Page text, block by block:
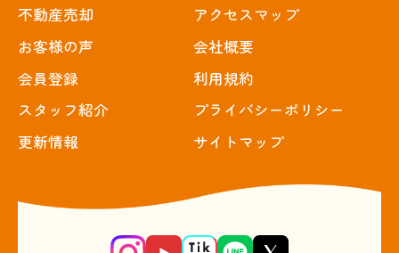
不動産売却
お客様の声
会員登録
スタッフ紹介
更新情報
アクセスマップ
会社概要
利用規約
プライバシーポリシー
サイトマップ